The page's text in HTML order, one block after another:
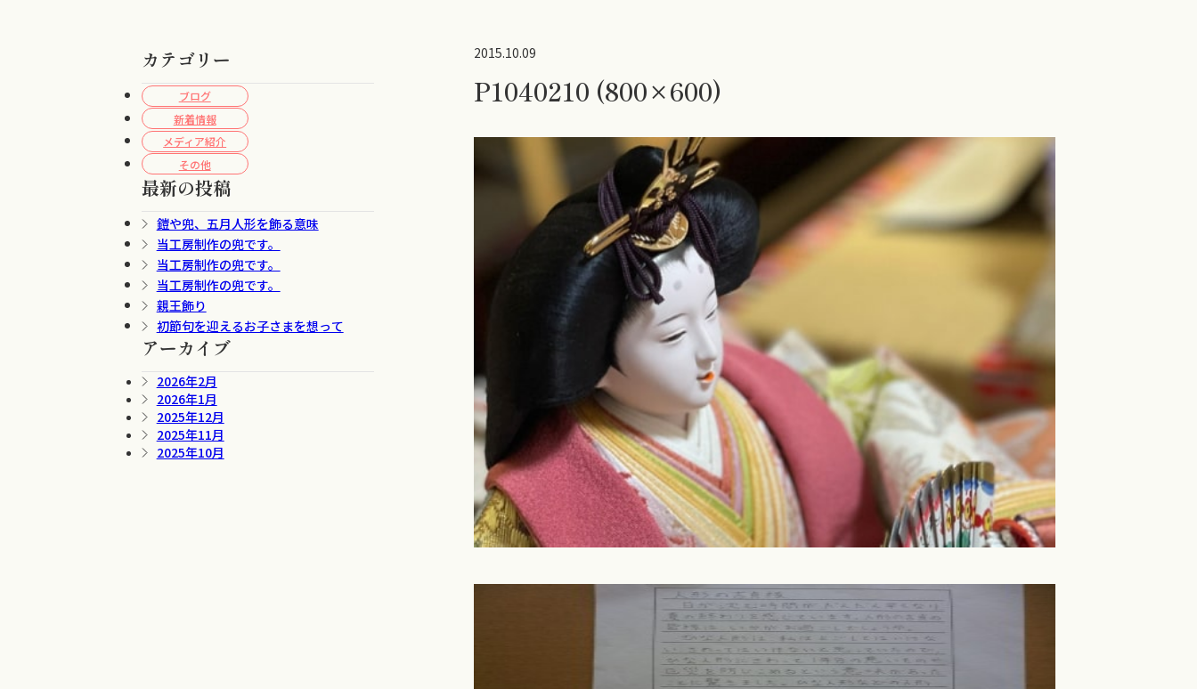
カテゴリー
ブログ
新着情報
メディア紹介
その他
最新の投稿
鎧や兜、五月人形を飾る意味
当工房制作の兜です。
当工房制作の兜です。
当工房制作の兜です。
親王飾り
初節句を迎えるお子さまを想って
アーカイブ
2026年2月
2026年1月
2025年12月
2025年11月
2025年10月
2015.10.09
P1040210 (800×600)